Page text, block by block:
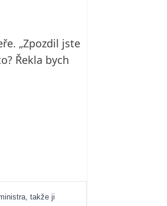
„Zpozdil jste
Řekla bych
takže ji